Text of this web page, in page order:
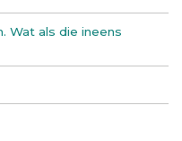
Wat als die ineens